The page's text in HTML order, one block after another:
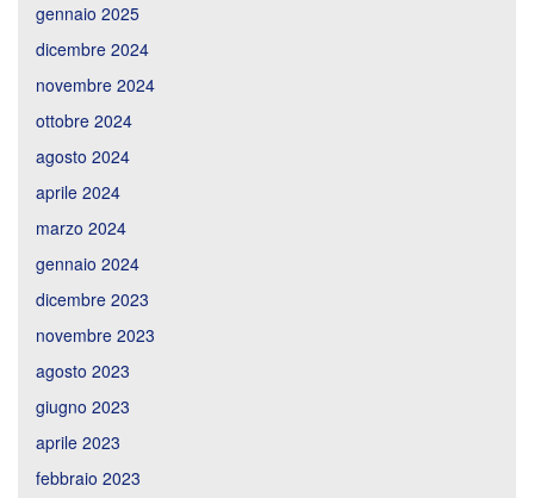
gennaio 2025
dicembre 2024
novembre 2024
ottobre 2024
agosto 2024
aprile 2024
marzo 2024
gennaio 2024
dicembre 2023
novembre 2023
agosto 2023
giugno 2023
aprile 2023
febbraio 2023